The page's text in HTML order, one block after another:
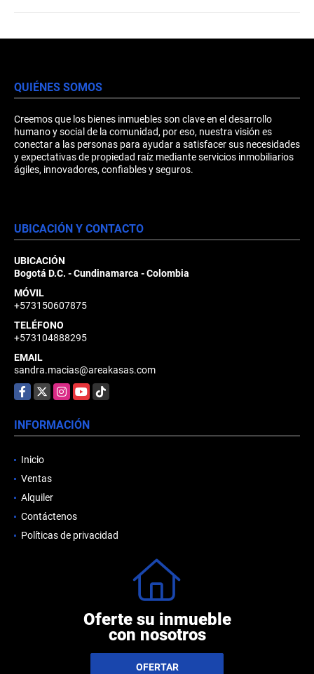
QUIÉNES SOMOS
Creemos que los bienes inmuebles son clave en el desarrollo
humano y social de la comunidad, por eso, nuestra visión es
conectar a las personas para ayudar a satisfacer sus necesidades
y expectativas de propiedad raíz mediante servicios inmobiliarios
ágiles, innovadores, confiables y seguros.
UBICACIÓN Y CONTACTO
UBICACIÓN
Bogotá D.C. - Cundinamarca - Colombia
MÓVIL
+573150607875
TELÉFONO
+573104888295
EMAIL
sandra.macias@areakasas.com
Facebook
X Instagram
YouTubeTikTok
INFORMACIÓN
Inicio
Ventas
Alquiler
Contáctenos
Políticas de privacidad
Oferte su inmueble
con nosotros
OFERTAR